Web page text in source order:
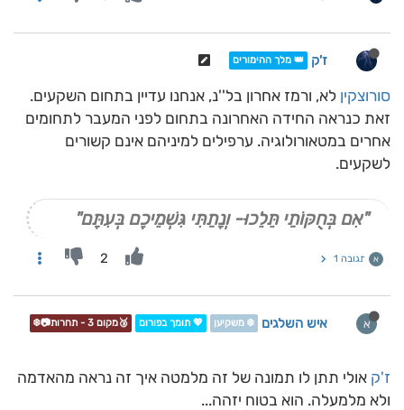
ז'ק 👑 מלך ההימורים
סורוצקין לא, ורמז אחרון בל''נ, אנחנו עדיין בתחום השקעים.
זאת כנראה החידה האחרונה בתחום לפני המעבר לתחומים
אחרים במטאורולוגיה. ערפילים למיניהם אינם קשורים
לשקעים.
"אִם בְּחֻקּוֹתַי תֵּלֵכוּ- וְנָתַתִּי גִּשְׁמֵיכֶם בְּעִתָּם"
א תגובה 1 2
א איש השלגים ❄️ משקיען 💖 תומך בפורום 🥉מקום 3 - תחרות📷❄️
ז'ק אולי תתן לו תמונה של זה מלמטה איך זה נראה מהאדמה
ולא מלמעלה. הוא בטוח יזהה...